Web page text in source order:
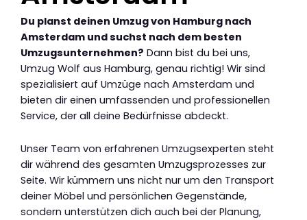
Du planst deinen Umzug von Hamburg nach
Amsterdam und suchst nach dem besten
Umzugsunternehmen? Dann bist du bei uns,
Umzug Wolf aus Hamburg, genau richtig! Wir sind
spezialisiert auf Umzüge nach Amsterdam und
bieten dir einen umfassenden und professionellen
Service, der all deine Bedürfnisse abdeckt.
Unser Team von erfahrenen Umzugsexperten steht
dir während des gesamten Umzugsprozesses zur
Seite. Wir kümmern uns nicht nur um den Transport
deiner Möbel und persönlichen Gegenstände,
sondern unterstützen dich auch bei der Planung,